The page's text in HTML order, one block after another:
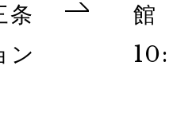
条
ン
館
Donate